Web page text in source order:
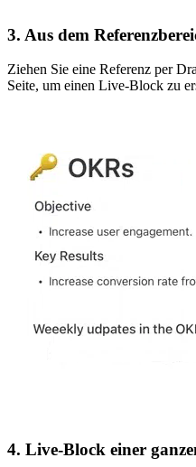
3. Aus dem
Ziehen Sie eine Referenz per
Seite, um einen Live-Block zu
4. Live-Block einer